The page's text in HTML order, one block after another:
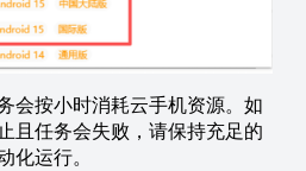
会按小时消耗云手机资源。如
且任务会失败，请保持充足的
化运行。